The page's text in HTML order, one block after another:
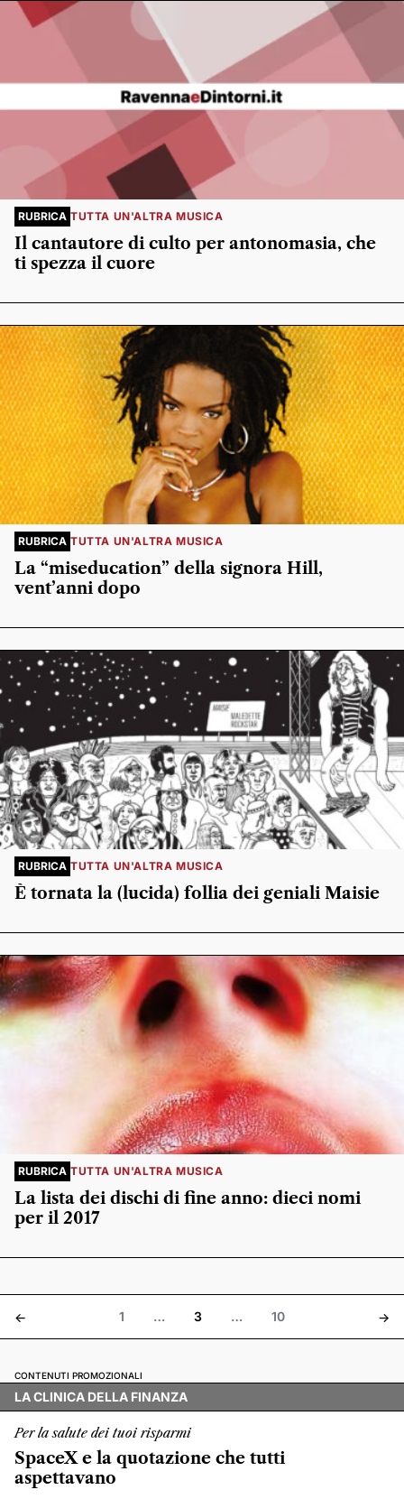
RUBRICA TUTTA UN'ALTRA MUSICA
Il cantautore di culto per antonomasia, che
ti spezza il cuore
RUBRICA TUTTA UN'ALTRA MUSICA
La “miseducation” della signora Hill,
vent’anni dopo
RUBRICA TUTTA UN'ALTRA MUSICA
È tornata la (lucida) follia dei geniali Maisie
RUBRICA TUTTA UN'ALTRA MUSICA
La lista dei dischi di fine anno: dieci nomi
per il 2017
<- 1 … 3 … 10 ->
CONTENUTI PROMOZIONALI
LA CLINICA DELLA FINANZA
Per la salute dei tuoi risparmi
SpaceX e la quotazione che tutti
aspettavano